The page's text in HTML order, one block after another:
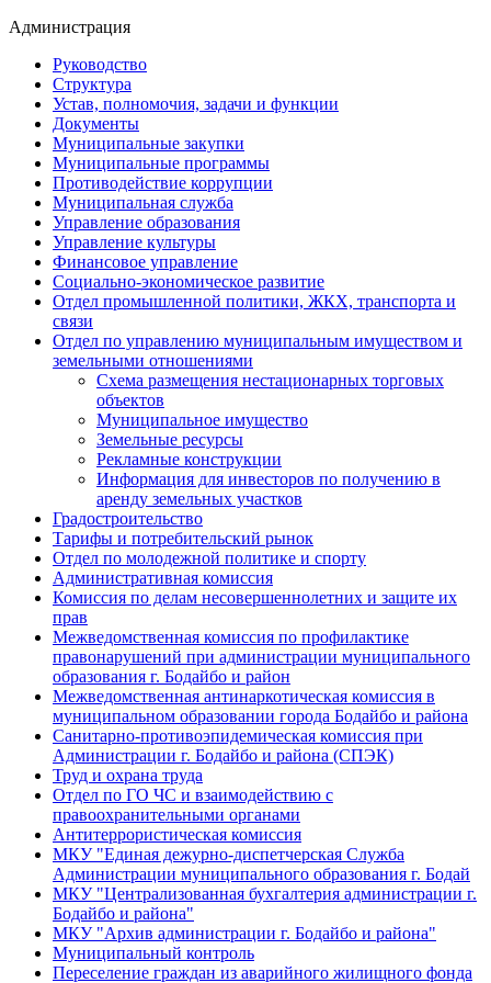
Администрация
Руководство
Структура
Устав, полномочия, задачи и функции
Документы
Муниципальные закупки
Муниципальные программы
Противодействие коррупции
Муниципальная служба
Управление образования
Управление культуры
Финансовое управление
Социально-экономическое развитие
Отдел промышленной политики, ЖКХ, транспорта и
связи
Отдел по управлению муниципальным имуществом и
земельными отношениями
Схема размещения нестационарных торговых
объектов
Муниципальное имущество
Земельные ресурсы
Рекламные конструкции
Информация для инвесторов по получению в
аренду земельных участков
Градостроительство
Тарифы и потребительский рынок
Отдел по молодежной политике и спорту
Административная комиссия
Комиссия по делам несовершеннолетних и защите их
прав
Межведомственная комиссия по профилактике
правонарушений при администрации муниципального
образования г. Бодайбо и район
Межведомственная антинаркотическая комиссия в
муниципальном образовании города Бодайбо и района
Санитарно-противоэпидемическая комиссия при
Администрации г. Бодайбо и района (СПЭК)
Труд и охрана труда
Отдел по ГО ЧС и взаимодействию с
правоохранительными органами
Антитеррористическая комиссия
МКУ "Единая дежурно-диспетчерская Служба
Администрации муниципального образования г. Бодай
МКУ "Централизованная бухгалтерия администрации г.
Бодайбо и района"
МКУ "Архив администрации г. Бодайбо и района"
Муниципальный контроль
Переселение граждан из аварийного жилищного фонда